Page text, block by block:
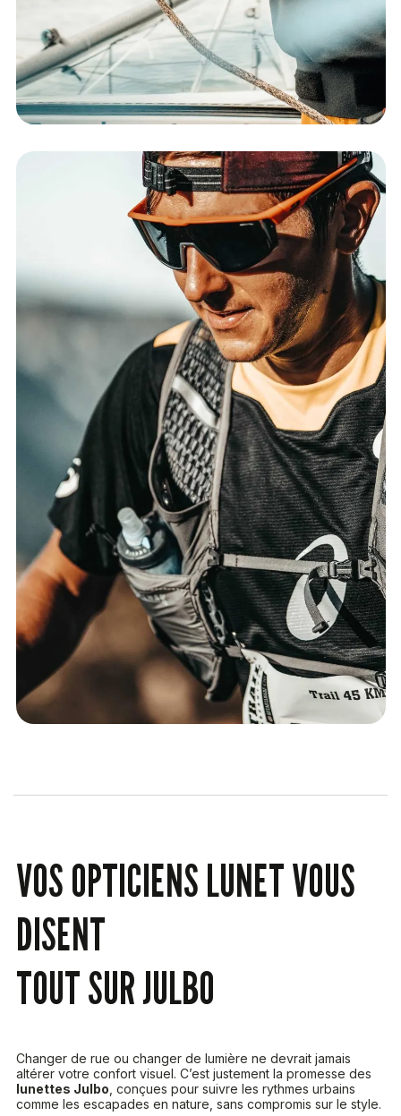
VOS OPTICIENS LUNET VOUS
DISENT
TOUT SUR JULBO
Changer de rue ou changer de lumière ne devrait jamais
altérer votre confort visuel. C’est justement la promesse des
lunettes Julbo , conçues pour suivre les rythmes urbains
comme les escapades en nature, sans compromis sur le style.